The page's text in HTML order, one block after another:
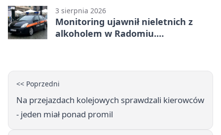
3 sierpnia 2026
Monitoring ujawnił nieletnich z
alkoholem w Radomiu.
<< Poprzedni
Na przejazdach kolejowych sprawdzali kierowców
- jeden miał ponad promil